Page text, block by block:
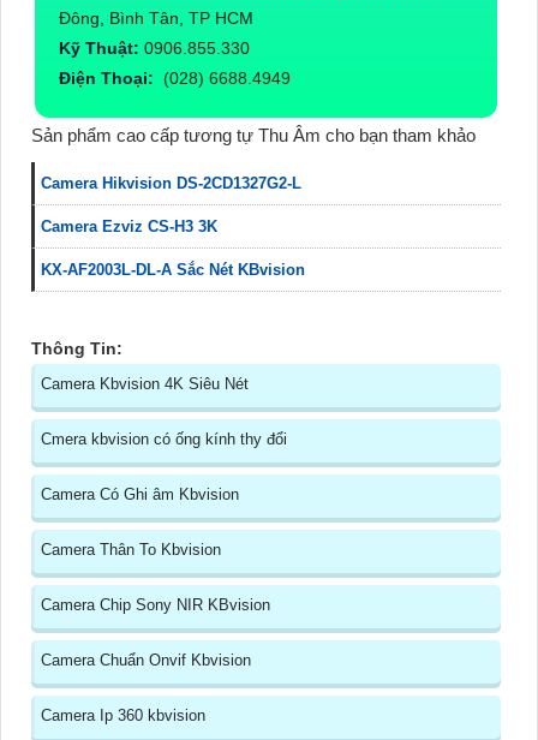
Đông, Bình Tân, TP HCM
Kỹ Thuật: 0906.855.330
Điện Thoại: (028) 6688.4949
Sản phẩm cao cấp tương tự Thu Âm cho bạn tham khảo
Camera Hikvision DS-2CD1327G2-L
Camera Ezviz CS-H3 3K
KX-AF2003L-DL-A Sắc Nét KBvision
Thông Tin:
Camera Kbvision 4K Siêu Nét
Cmera kbvision có ống kính thy đổi
Camera Có Ghi âm Kbvision
Camera Thân To Kbvision
Camera Chip Sony NIR KBvision
Camera Chuẩn Onvif Kbvision
Camera Ip 360 kbvision